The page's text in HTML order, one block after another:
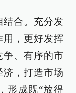
合。充分发
用，更好发挥
争、有序的市
，打造市场
形成既“放得